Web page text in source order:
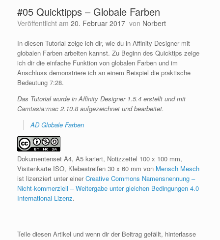
#05 Quicktipps – Globale Farben
Veröffentlicht am 20. Februar 2017 von Norbert
In diesen Tutorial zeige ich dir, wie du in Affinity Designer mit
globalen Farben arbeiten kannst. Zu Beginn des Quicktips zeige
ich dir die einfache Funktion von globalen Farben und im
Anschluss demonstriere ich an einem Beispiel die praktische
Bedeutung 7:28.
Das Tutorial wurde in Affinity Designer 1.5.4 erstellt und mit
Camtasia:mac 2.10.8 aufgezeichnet und bearbeitet.
AD Globale Farben
Dokumentenset A4, A5 kariert, Notizzettel 100 x 100 mm,
Visitenkarte ISO, Klebestreifen 30 x 60 mm von Mensch Mesch
ist lizenziert unter einerCreative Commons Namensnennung –
Nicht-kommerziell – Weitergabe unter gleichen Bedingungen 4.0
International Lizenz.
Teile diesen Artikel und wenn dir der Beitrag gefällt, hinterlasse